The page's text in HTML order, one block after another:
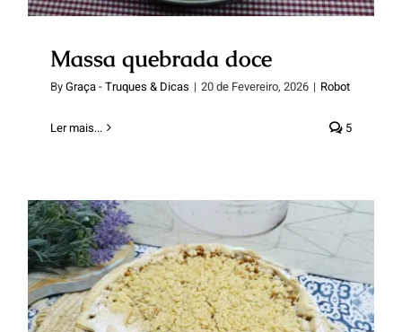
Massa quebrada doce
ByGraça - Truques & Dicas | 20 de Fevereiro, 2026 | Robot
Ler mais... 5